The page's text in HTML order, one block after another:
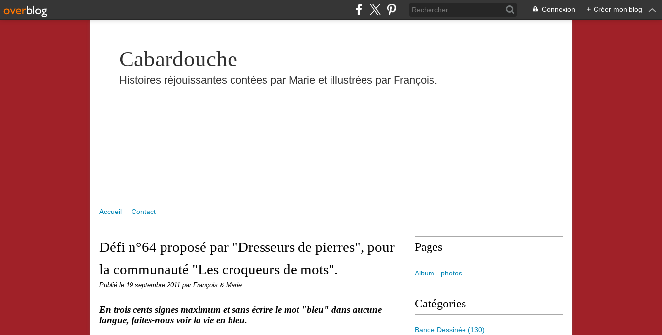
Connexion + Créer mon blog
Cabardouche
Histoires réjouissantes contées par Marie et illustrées par François.
Accueil Contact
Défi n°64 proposé par "Dresseurs de pierres", pour
la communauté "Les croqueurs de mots".
Publié le 19 septembre 2011 par François & Marie
En trois cents signes maximum et sans écrire le mot "bleu" dans aucune
langue, faites-nous voir la vie en bleu.
Pages
Album - photos
Catégories
Bande Dessinée (130)